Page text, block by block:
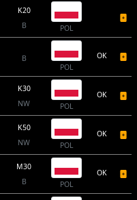
K20
B
POL
B
POL
OK
K30
NW
POL
OK
K50
NW
POL
OK
M30
B
POL
OK